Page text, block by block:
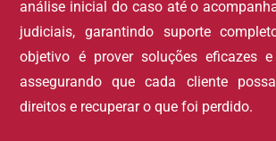
análise inicial do caso até o
judiciais, garantindo suporte
objetivo é prover soluções eficazes e
assegurando que cada cliente
direitos e recuperar o que foi perdido.